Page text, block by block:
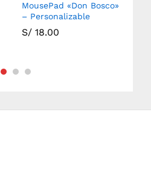
MousePad «Don Bosco»
– Personalizable
S/ 18.00